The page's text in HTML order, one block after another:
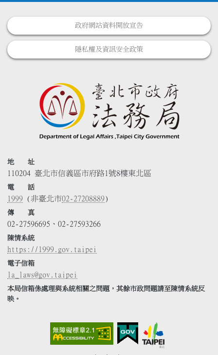
政府網站資料開放宣告
隱私權及資訊安全政策
地 址
110204 臺北市信義區市府路1號8樓東北區
電 話
1999 (非臺北市02-27208889)
傳 真
02-27596695、02-27593266
陳情系統
https://1999.gov.taipei
電子信箱
la_laws@gov.taipei
本局信箱係處理與系統相關之問題，其餘市政問題請至陳情系統反
映。